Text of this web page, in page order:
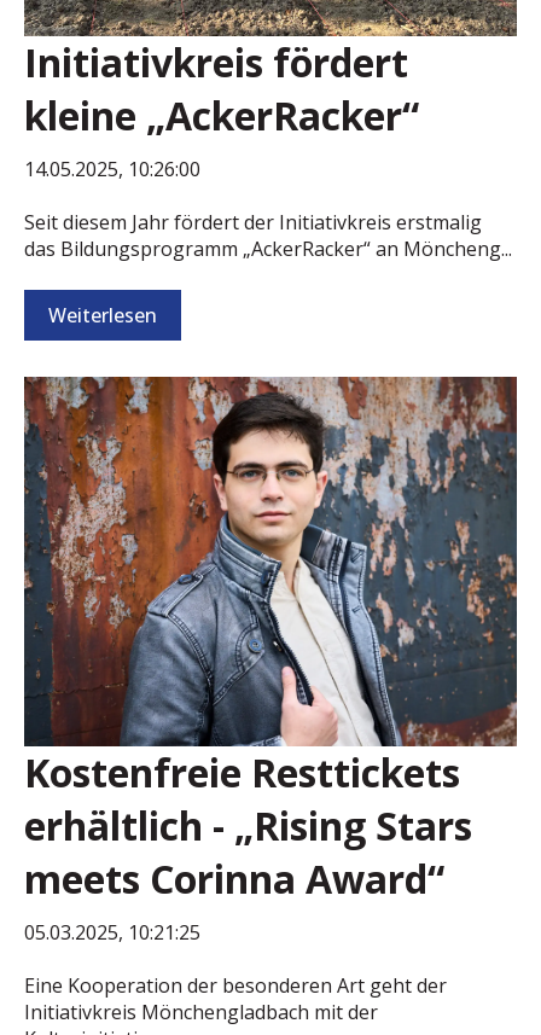
Initiativkreis fördert
kleine „AckerRacker“
14.05.2025, 10:26:00
Seit diesem Jahr fördert der Initiativkreis erstmalig
das Bildungsprogramm „AckerRacker“ an Möncheng...
Weiterlesen
Kostenfreie Resttickets
erhältlich - „Rising Stars
meets Corinna Award“
05.03.2025, 10:21:25
Eine Kooperation der besonderen Art geht der
Initiativkreis Mönchengladbach mit der